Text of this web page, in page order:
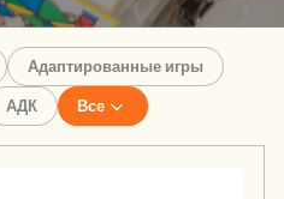
Адаптированные игры
АДК Все